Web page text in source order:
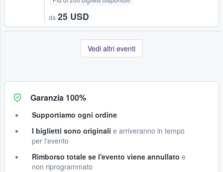
da 25 USD
Vedi altri eventi
Garanzia 100%
Supportiamo ogni ordine
I biglietti sono originali e arriveranno in tempo
per l'evento
Rimborso totale se l'evento viene annullato e
non riprogrammato